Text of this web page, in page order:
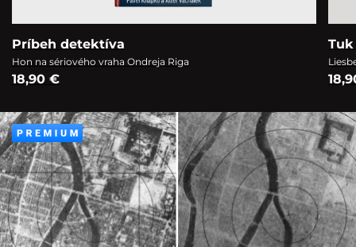
Príbeh detektíva
Hon na sériového vraha Ondreja Riga
18,90 €